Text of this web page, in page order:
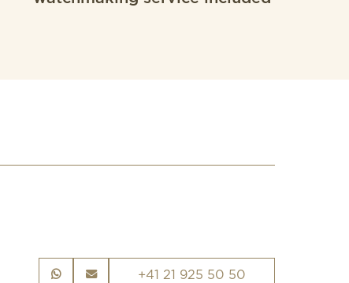
+41 21 925 50 50